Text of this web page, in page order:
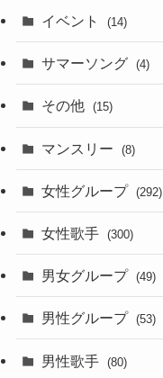
イベント (14)
サマーソング (4)
その他 (15)
マンスリー (8)
女性グループ (292)
女性歌手 (300)
男女グループ (49)
男性グループ (53)
男性歌手 (80)